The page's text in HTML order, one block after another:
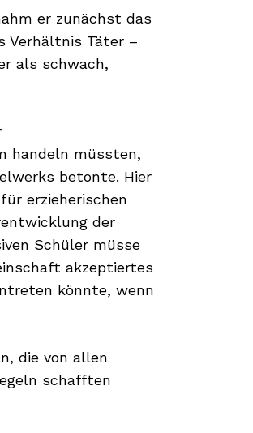
er zunächst das
Verhältnis Täter –
als schwach,
handeln müssten,
betonte. Hier
erzieherischen
der
Schüler müsse
akzeptiertes
könnte, wenn
die von allen
schafften